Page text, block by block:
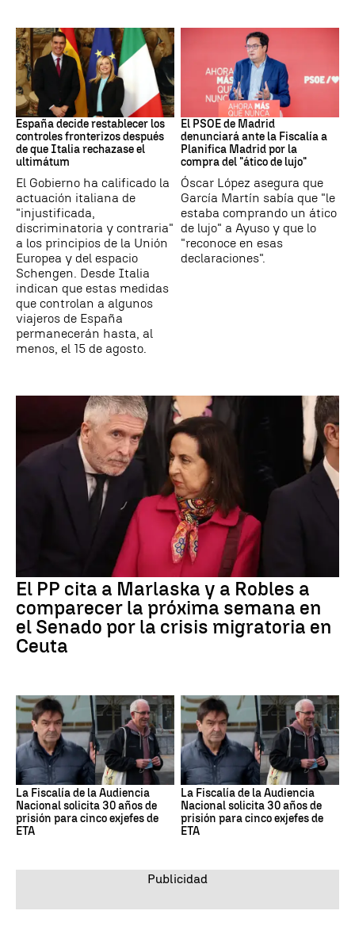
CRISIS MIGRATORIA
España decide restablecer los
controles fronterizos después
de que Italia rechazase el
ultimátum
El Gobierno ha calificado la
actuación italiana de
"injustificada,
discriminatoria y contraria"
a los principios de la Unión
Europea y del espacio
Schengen. Desde Italia
indican que estas medidas
que controlan a algunos
viajeros de España
permanecerán hasta, al
menos, el 15 de agosto.
PSOE MADRID
El PSOE de Madrid
denunciará ante la Fiscalía a
Planifica Madrid por la
compra del "ático de lujo"
Óscar López asegura que
García Martín sabía que "le
estaba comprando un ático
de lujo" a Ayuso y que lo
"reconoce en esas
declaraciones".
El PP cita a Marlaska y a Robles a
comparecer la próxima semana en
el Senado por la crisis migratoria en
Ceuta
La Fiscalía de la Audiencia
Nacional solicita 30 años de
prisión para cinco exjefes de
ETA
La Fiscalía de la Audiencia
Nacional solicita 30 años de
prisión para cinco exjefes de
ETA